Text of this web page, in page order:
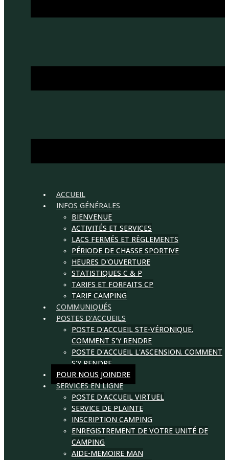
ACCUEIL
INFOS GÉNÉRALES
BIENVENUE
ACTIVITÉS ET SERVICES
LACS FERMÉS ET RÈGLEMENTS
PÉRIODE DE CHASSE SPORTIVE
HEURES D'OUVERTURE
STATISTIQUES C & P
TARIFS ET FORFAITS CP
TARIF CAMPING
COMMUNIQUÉS
POSTES D'ACCUEILS
POSTE D'ACCUEIL STE-VÉRONIQUE.
COMMENT S'Y RENDRE
POSTE D'ACCUEIL L'ASCENSION. COMMENT
S'Y RENDRE
POUR NOUS JOINDRE
SERVICES EN LIGNE
POSTE D'ACCUEIL VIRTUEL
SERVICE DE PLAINTE
INSCRIPTION CAMPING
ENREGISTREMENT DE VOTRE UNITÉ DE
CAMPING
AIDE-MEMOIRE MAN